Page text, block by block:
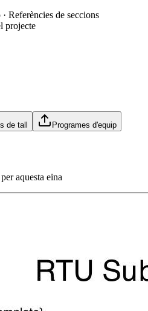
Referències de seccions
projecte
de tall Programes d'equip
aquesta eina